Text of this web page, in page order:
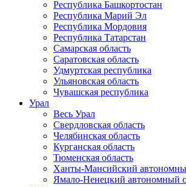
Республика Башкортостан
Республика Марий Эл
Республика Мордовия
Республика Татарстан
Самарская область
Саратовская область
Удмуртская республика
Ульяновская область
Чувашская республика
Урал
Весь Урал
Свердловская область
Челябинская область
Курганская область
Тюменская область
Ханты-Мансийский
Ямало-Ненецкий автономный